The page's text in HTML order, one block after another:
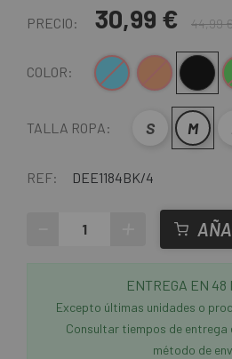
PRECIO: 30,99 € 44,99
COLOR: Azul NaranjaNegro
TALLA ROPA: S M
REF: DEE1184BK/4
ENTREGA EN 48
Excepto últimas unidades o
Consultar tiempos de entrega
método de